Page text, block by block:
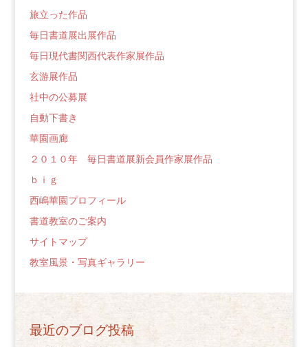
旅立った作品
毎日書道展出展作品
毎日現代書関西代表作家展作品
玄游展作品
社中の公募展
自動下書き
華園画廊
２０１０年 毎日書道展新会員作家展作品
ｂｉｇ
西嶋華園プロフィール
書道教室のご案内
サイトマップ
教室風景・写真ギャラリー
最近のブログ投稿